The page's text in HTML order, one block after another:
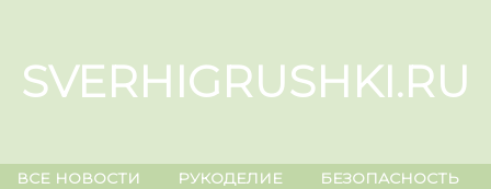
content
SVERHIGRUSHKI.RU
ВСЕ НОВОСТИ РУКОДЕЛИЕ
БЕЗОПАСНОСТЬ